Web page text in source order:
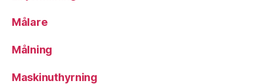
Målare
Målning
Maskinuthyrning